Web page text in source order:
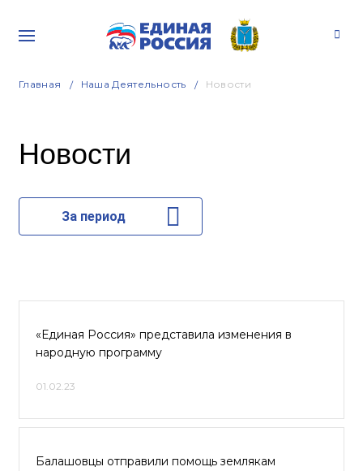
Главная Наша Деятельность Новости
Новости
За период
«Единая Россия» представила изменения в
народную программу
01.02.23
Балашовцы отправили помощь землякам